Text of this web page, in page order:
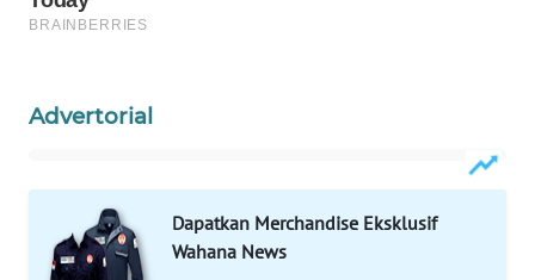
Advertorial
Dapatkan Merchandise Eksklusif
Wahana News
ADVOKAT
INFRASTRUKTUR
KONSUMEN
WAHANA